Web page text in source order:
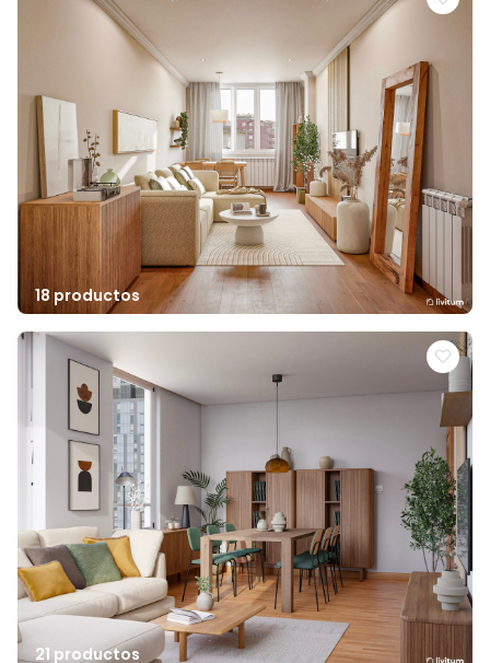
18 productos
21 productos